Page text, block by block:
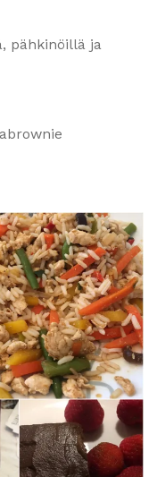
pähkinöillä ja